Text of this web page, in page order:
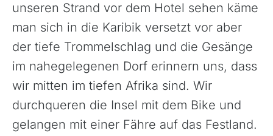
unseren Strand vor dem Hotel sehen käme
man sich in die Karibik versetzt vor aber
der tiefe Trommelschlag und die Gesänge
im nahegelegenen Dorf erinnern uns, dass
wir mitten im tiefen Afrika sind. Wir
durchqueren die Insel mit dem Bike und
gelangen mit einer Fähre auf das Festland.